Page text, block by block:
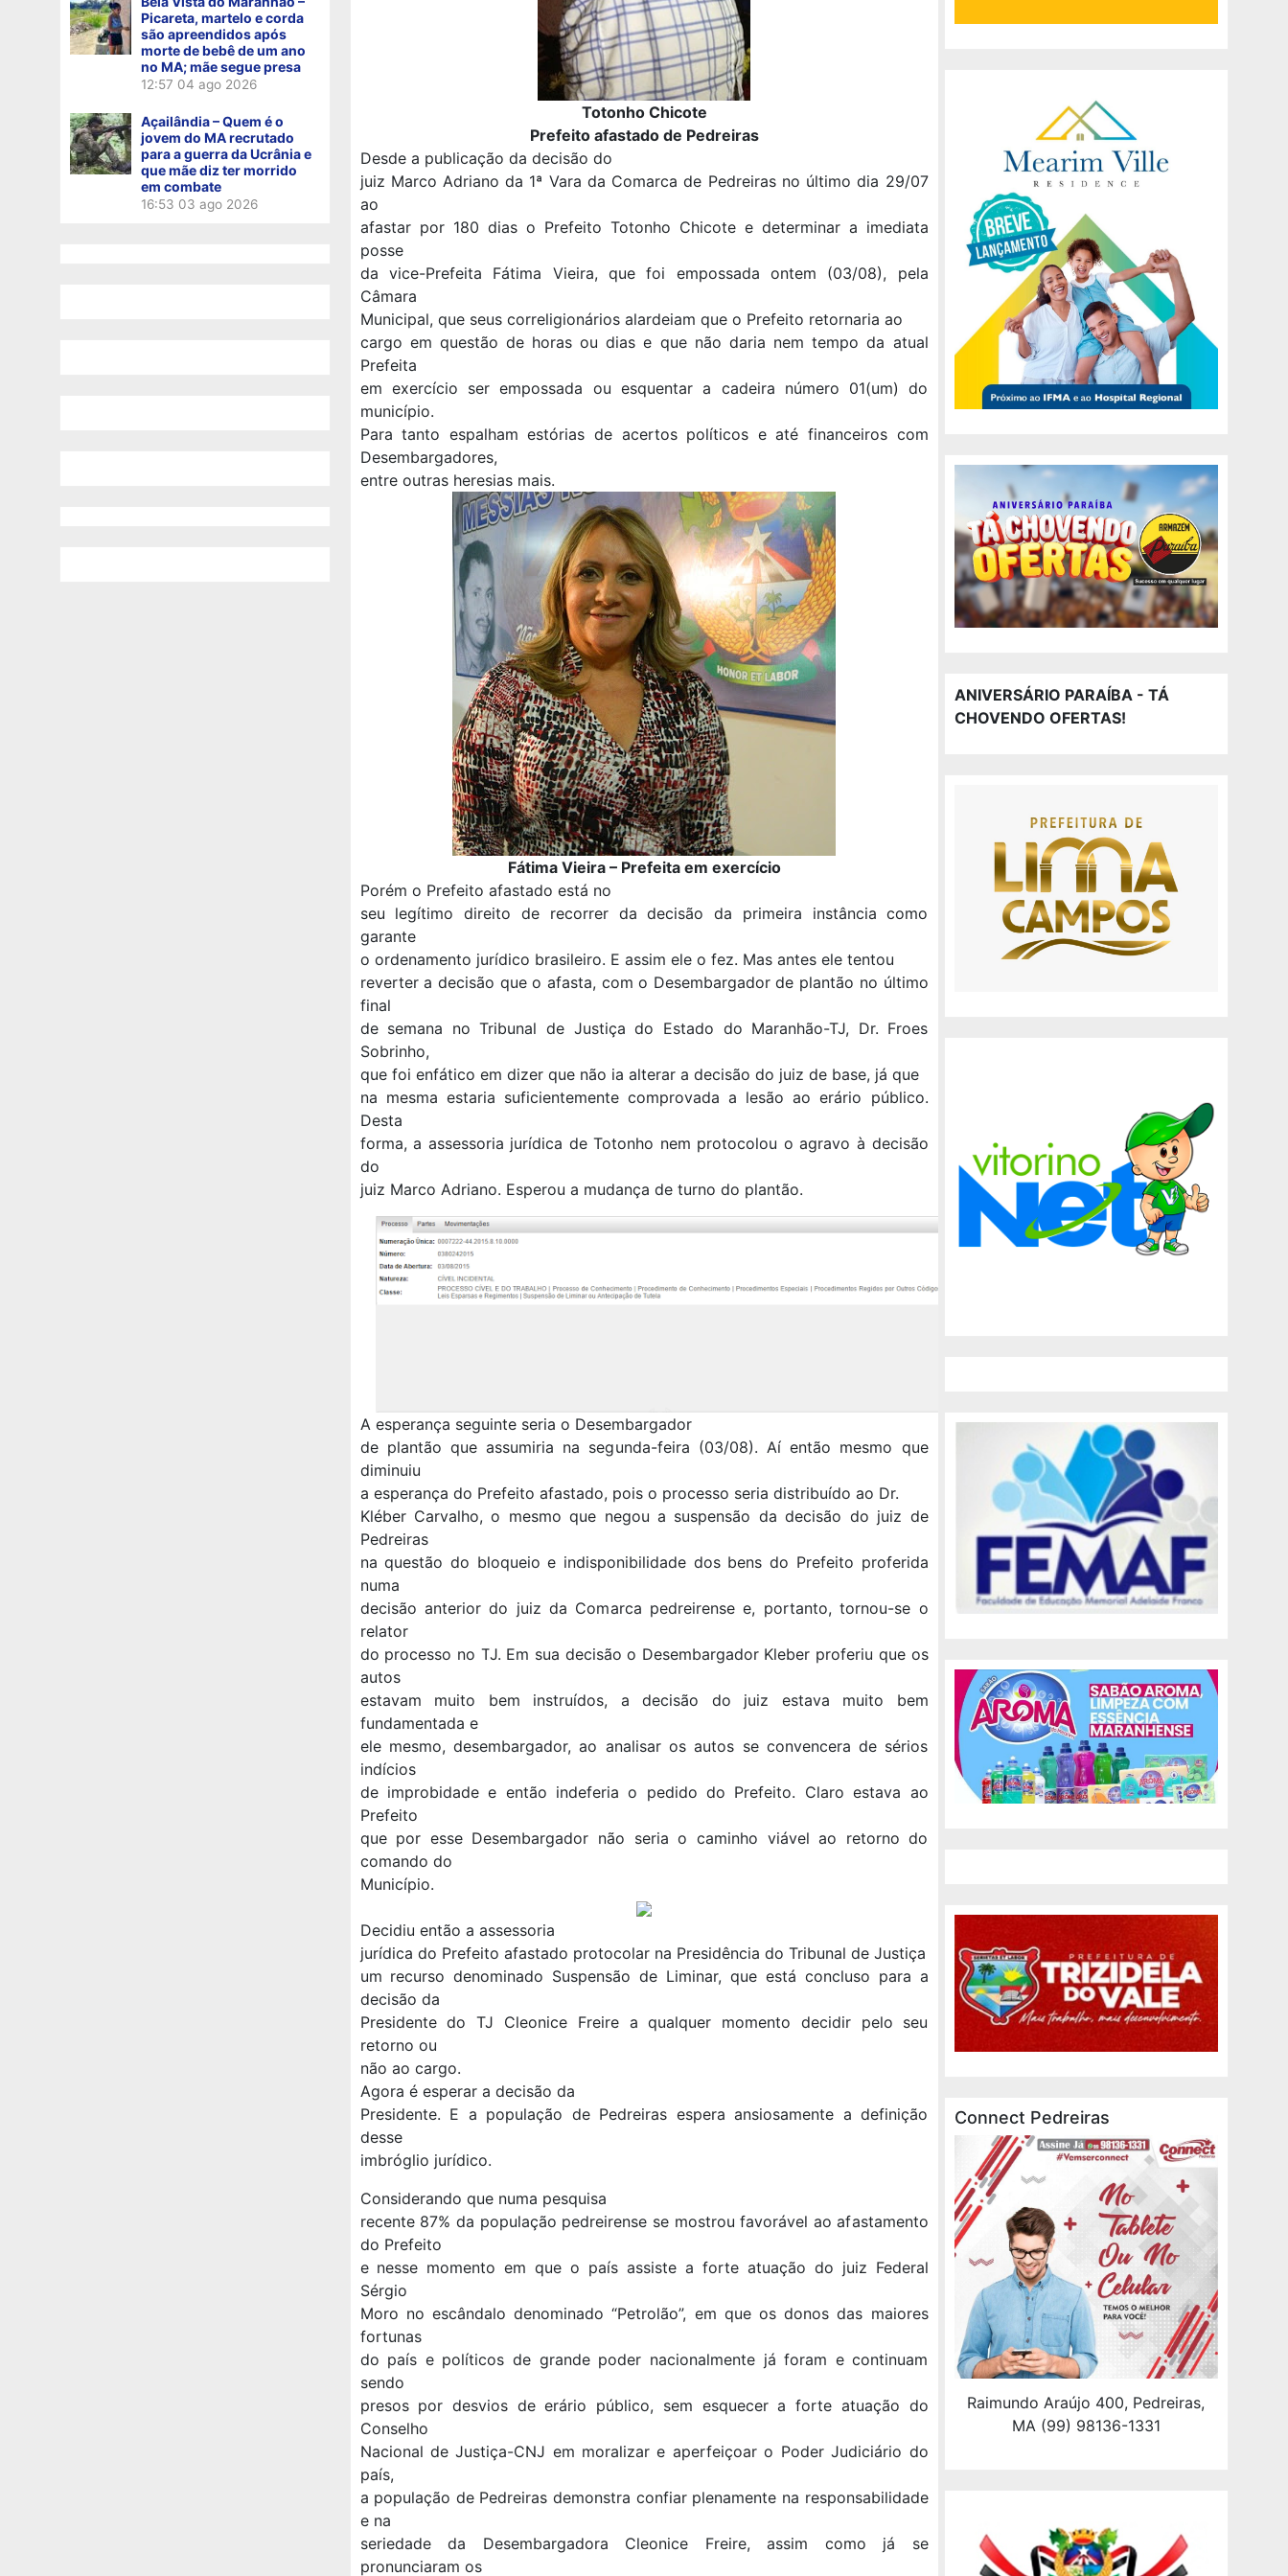
Picareta, martelo e corda
são apreendidos após
morte de bebê de um ano
no MA; mãe segue presa
12:57 04 ago 2026
Açailândia – Quem é o
jovem do MA recrutado
para a guerra da Ucrânia e
que mãe diz ter morrido
em combate
16:53 03 ago 2026
Totonho Chicote
Prefeito afastado de Pedreiras
Desde a publicação da decisão do
juiz Marco Adriano da 1ª Vara da Comarca de Pedreiras no último dia 29/07
ao
afastar por 180 dias o Prefeito Totonho Chicote e determinar a imediata
posse
da vice-Prefeita Fátima Vieira, que foi empossada ontem (03/08), pela
Câmara
Municipal, que seus correligionários alardeiam que o Prefeito retornaria ao
cargo em questão de horas ou dias e que não daria nem tempo da atual
Prefeita
em exercício ser empossada ou esquentar a cadeira número 01(um) do
município.
Para tanto espalham estórias de acertos políticos e até financeiros com
Desembargadores,
entre outras heresias mais.
Fátima Vieira – Prefeita em exercício
Porém o Prefeito afastado está no
seu legítimo direito de recorrer da decisão da primeira instância como
garante
o ordenamento jurídico brasileiro. E assim ele o fez. Mas antes ele tentou
reverter a decisão que o afasta, com o Desembargador de plantão no último
final
de semana no Tribunal de Justiça do Estado do Maranhão-TJ, Dr. Froes
Sobrinho,
que foi enfático em dizer que não ia alterar a decisão do juiz de base, já que
na mesma estaria suficientemente comprovada a lesão ao erário público.
Desta
forma, a assessoria jurídica de Totonho nem protocolou o agravo à decisão
do
juiz Marco Adriano. Esperou a mudança de turno do plantão.
A esperança seguinte seria o Desembargador
de plantão que assumiria na segunda-feira (03/08). Aí então mesmo que
diminuiu
a esperança do Prefeito afastado, pois o processo seria distribuído ao Dr.
Kléber Carvalho, o mesmo que negou a suspensão da decisão do juiz de
Pedreiras
na questão do bloqueio e indisponibilidade dos bens do Prefeito proferida
numa
decisão anterior do juiz da Comarca pedreirense e, portanto, tornou-se o
relator
do processo no TJ. Em sua decisão o Desembargador Kleber proferiu que os
autos
estavam muito bem instruídos, a decisão do juiz estava muito bem
fundamentada e
ele mesmo, desembargador, ao analisar os autos se convencera de sérios
indícios
de improbidade e então indeferia o pedido do Prefeito. Claro estava ao
Prefeito
que por esse Desembargador não seria o caminho viável ao retorno do
comando do
Município.
Decidiu então a assessoria
jurídica do Prefeito afastado protocolar na Presidência do Tribunal de Justiça
um recurso denominado Suspensão de Liminar, que está concluso para a
decisão da
Presidente do TJ Cleonice Freire a qualquer momento decidir pelo seu
retorno ou
não ao cargo.
Agora é esperar a decisão da
Presidente. E a população de Pedreiras espera ansiosamente a definição
desse
imbróglio jurídico.
Considerando que numa pesquisa
recente 87% da população pedreirense se mostrou favorável ao afastamento
do Prefeito
e nesse momento em que o país assiste a forte atuação do juiz Federal
Sérgio
Moro no escândalo denominado “Petrolão”, em que os donos das maiores
fortunas
do país e políticos de grande poder nacionalmente já foram e continuam
sendo
presos por desvios de erário público, sem esquecer a forte atuação do
Conselho
Nacional de Justiça-CNJ em moralizar e aperfeiçoar o Poder Judiciário do
país,
a população de Pedreiras demonstra confiar plenamente na responsabilidade
e na
seriedade da Desembargadora Cleonice Freire, assim como já se
pronunciaram os
ANIVERSÁRIO PARAÍBA - TÁ
CHOVENDO OFERTAS!
Connect Pedreiras
Raimundo Araújo 400, Pedreiras,
MA (99) 98136-1331